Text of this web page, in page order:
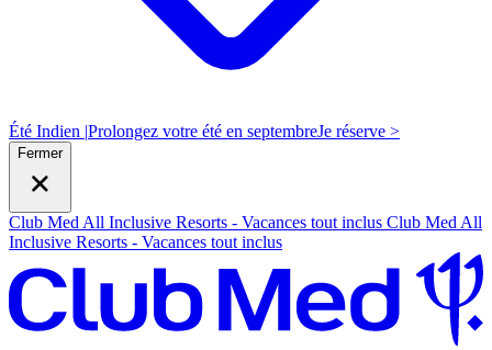
Été Indien |Prolongez votre été en septembreJe réserve >
Fermer
Club Med All Inclusive Resorts - Vacances tout inclus Club Med All
Inclusive Resorts - Vacances tout inclus